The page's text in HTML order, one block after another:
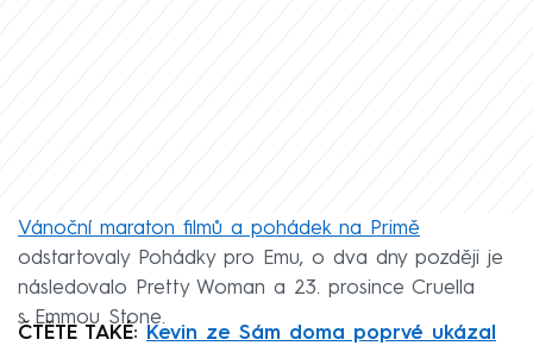
Vánoční maraton filmů a pohádek na Primě
odstartovaly Pohádky pro Emu, o dva dny později je
následovalo Pretty Woman a 23. prosince Cruella
s Emmou Stone.
ČTĚTE TAKÉ: Kevin ze Sám doma poprvé ukázal